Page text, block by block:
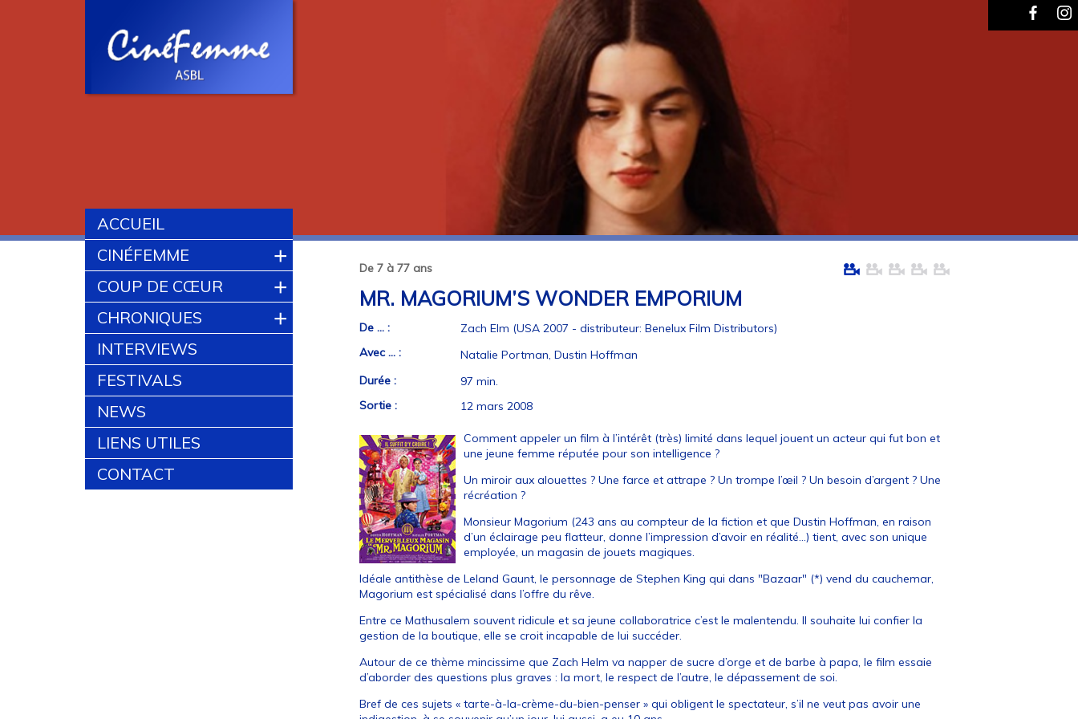
ACCUEIL
CINÉFEMME
+
COUP DE CŒUR +
CHRONIQUES +
INTERVIEWS
FESTIVALS
NEWS
LIENS UTILES
CONTACT
De 7 à 77 ans
MR. MAGORIUM’S WONDER EMPORIUM
De ... :
Zach Elm (USA 2007 - distributeur: Benelux Film Distributors)
Avec ... :
Natalie Portman, Dustin Hoffman
Durée :
97 min.
Sortie :
12 mars 2008
Comment appeler un film à l’intérêt (très) limité dans lequel jouent un acteur qui fut bon et
une jeune femme réputée pour son intelligence ?
Un miroir aux alouettes ? Une farce et attrape ? Un trompe l’œil ? Un besoin d’argent ? Une
récréation ?
Monsieur Magorium (243 ans au compteur de la fiction et que Dustin Hoffman, en raison
d’un éclairage peu flatteur, donne l’impression d’avoir en réalité…) tient, avec son unique
employée, un magasin de jouets magiques.
Idéale antithèse de Leland Gaunt, le personnage de Stephen King qui dans "Bazaar" (*) vend du cauchemar,
Magorium est spécialisé dans l’offre du rêve.
Entre ce Mathusalem souvent ridicule et sa jeune collaboratrice c’est le malentendu. Il souhaite lui confier la
gestion de la boutique, elle se croit incapable de lui succéder.
Autour de ce thème mincissime que Zach Helm va napper de sucre d’orge et de barbe à papa, le film essaie
d’aborder des questions plus graves : la mort, le respect de l’autre, le dépassement de soi.
Bref de ces sujets « tarte-à-la-crème-du-bien-penser » qui obligent le spectateur, s’il ne veut pas avoir une